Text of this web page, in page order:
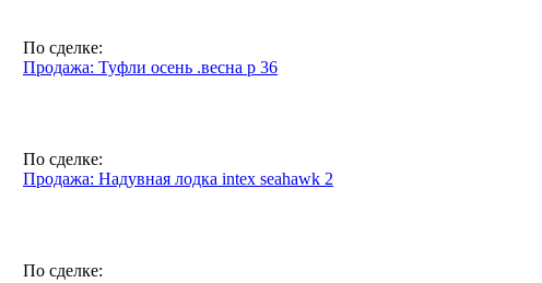
По сделке:
Продажа: Туфли осень .весна р 36
По сделке:
Продажа: Надувная лодка intex seahawk 2
По сделке: